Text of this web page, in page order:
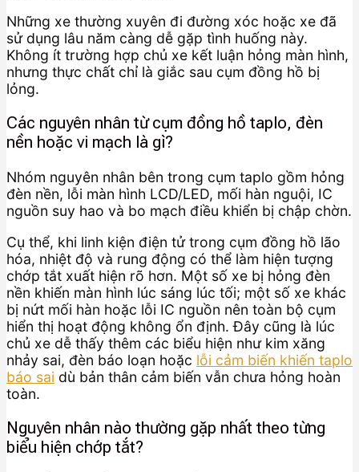
Những xe thường xuyên đi đường xóc hoặc xe đã
sử dụng lâu năm càng dễ gặp tình huống này.
Không ít trường hợp chủ xe kết luận hỏng màn hình,
nhưng thực chất chỉ là giắc sau cụm đồng hồ bị
lỏng.
Các nguyên nhân từ cụm đồng hồ taplo, đèn
nền hoặc vi mạch là gì?
Nhóm nguyên nhân bên trong cụm taplo gồm hỏng
đèn nền, lỗi màn hình LCD/LED, mối hàn nguội, IC
nguồn suy hao và bo mạch điều khiển bị chập chờn.
Cụ thể, khi linh kiện điện tử trong cụm đồng hồ lão
hóa, nhiệt độ và rung động có thể làm hiện tượng
chớp tắt xuất hiện rõ hơn. Một số xe bị hỏng đèn
nền khiến màn hình lúc sáng lúc tối; một số xe khác
bị nứt mối hàn hoặc lỗi IC nguồn nên toàn bộ cụm
hiển thị hoạt động không ổn định. Đây cũng là lúc
chủ xe dễ thấy thêm các biểu hiện như kim xăng
nhảy sai, đèn báo loạn hoặc lỗi cảm biến khiến taplo
báo sai dù bản thân cảm biến vẫn chưa hỏng hoàn
toàn.
Nguyên nhân nào thường gặp nhất theo từng
biểu hiện chớp tắt?